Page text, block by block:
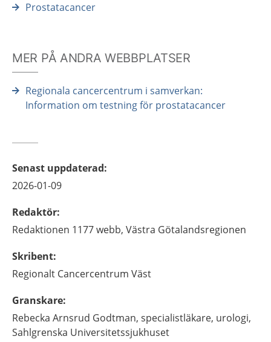
Prostatacancer
MER PÅ ANDRA WEBBPLATSER
Regionala cancercentrum i samverkan:
Information om testning för prostatacancer
Senast uppdaterad:
2026-01-09
Redaktör:
Redaktionen 1177 webb, Västra Götalandsregionen
Skribent:
Regionalt Cancercentrum Väst
Granskare:
Rebecka Arnsrud Godtman, specialistläkare, urologi,
Sahlgrenska Universitetssjukhuset